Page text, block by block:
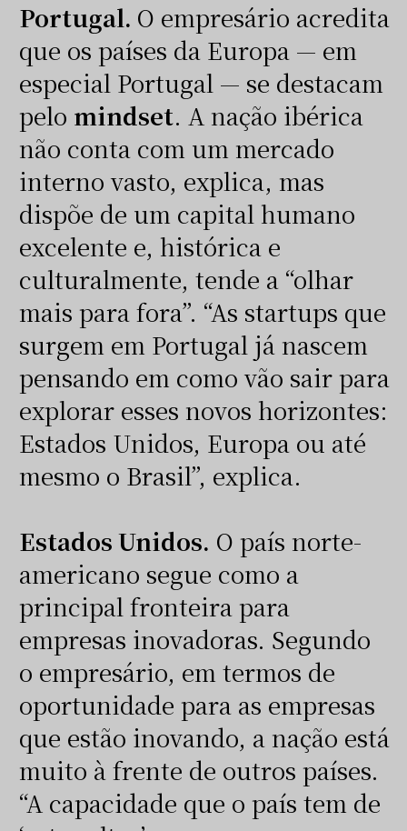
Portugal. O empresário acredita
que os países da Europa — em
especial Portugal — se destacam
pelo mindset. A nação ibérica
não conta com um mercado
interno vasto, explica, mas
dispõe de um capital humano
excelente e, histórica e
culturalmente, tende a “olhar
mais para fora”. “As startups que
surgem em Portugal já nascem
pensando em como vão sair para
explorar esses novos horizontes:
Estados Unidos, Europa ou até
mesmo o Brasil”, explica.
Estados Unidos. O país norte-
americano segue como a
principal fronteira para
empresas inovadoras. Segundo
o empresário, em termos de
oportunidade para as empresas
que estão inovando, a nação está
muito à frente de outros países.
“A capacidade que o país tem de